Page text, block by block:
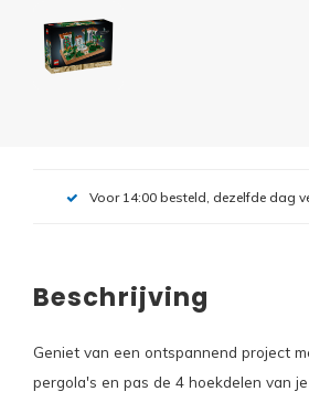
Voor 14:00 besteld, dezelfde dag
Beschrijving
Geniet van een ontspannend project
pergola's en pas de 4 hoekdelen van